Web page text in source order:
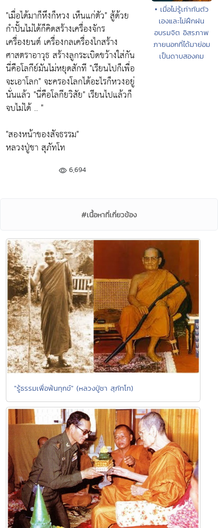
"เมื่อได้มาก็หึงก็หวง เห็นแก่ตัว"สู้ด้วย
กำปั้นไม่ได้ก็คิดสร้างเครื่องจักร
เครื่องยนต์ เครื่องกลเครื่องไกสร้าง
ศาสตราอาวุธ สร้างลูกระเบิดขว้างใส่กัน
นี่คือโลกีย์มันไม่หยุดสักที "เรียนไปก็เพื่อ
จะเอาโลก"จะครองโลกได้อะไรก็หวงอยู่
นั่นแล้ว "นี่คือโลกียวิสัย" เรียนไปแล้วก็
จบไม่ได้ .. "
"สองหน้าของสัจธรรม"
หลวงปู่ชา สุภัทโท
6,694
• เมื่อไม่รู้เท่าทันตัว
เองและไม่ฝึกฝน
อบรมจิต อิสรภาพ
ภายนอกที่ได้มาย่อม
เป็นดาบสองคม
#เนื้อหาที่เกี่ยวข้อง
"รู้ธรรมเพื่อพ้นทุกข์" (หลวงปู่ชา สุภัทโท)